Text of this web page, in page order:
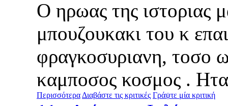
Ο ηρωας της ιστοριας
μπουζουκακι του κ
φραγκοσυριανη, τοσο
καμποσος κοσμος .
Περισσότερα Διαβάστε τις κριτικές Γράψτε μία κριτική